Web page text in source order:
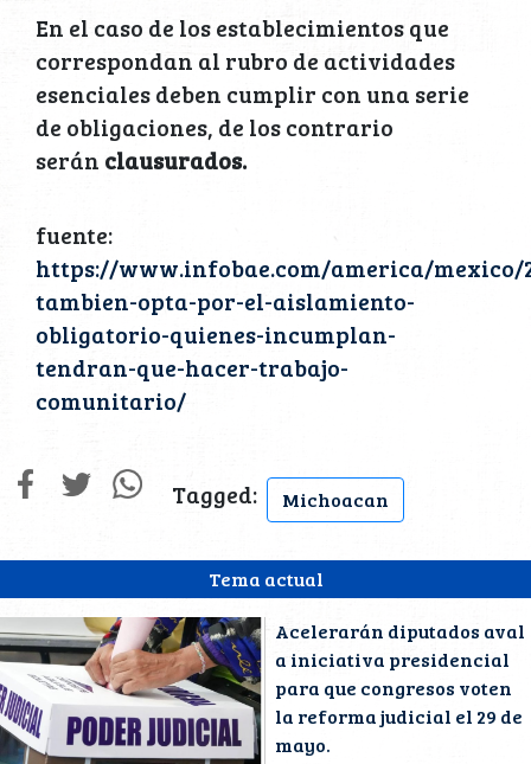
Tema actual
Acelerarán diputados aval
a iniciativa presidencial
para que congresos voten
la reforma judicial el 29 de
mayo.
En el caso de los establecimientos que
correspondan al rubro de actividades
esenciales deben cumplir con una serie
de obligaciones, de los contrario
serán clausurados.
fuente:
https://www.infobae.com/america/mexico/
tambien-opta-por-el-aislamiento-
obligatorio-quienes-incumplan-
tendran-que-hacer-trabajo-
comunitario/
Tagged: Michoacan